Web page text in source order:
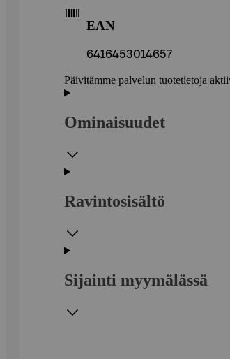
EAN
6416453014657
Päivitämme palvelun tuotetietoja
Ominaisuudet
Ravintosisältö
Sijainti myymälässä